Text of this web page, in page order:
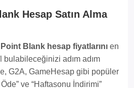
Hesap Satın Alma
Point Blank hesap fiyatlarını en
bulabileceğinizi adım adım
G2A, GameHesap gibi popüler
ve “Haftasonu İndirimi”